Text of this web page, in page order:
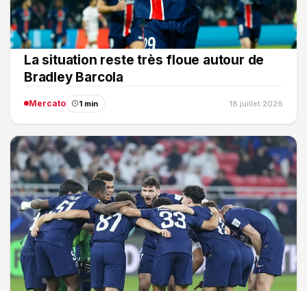
La situation reste très floue autour de
Bradley Barcola
Mercato 1 min 18 juillet 2026